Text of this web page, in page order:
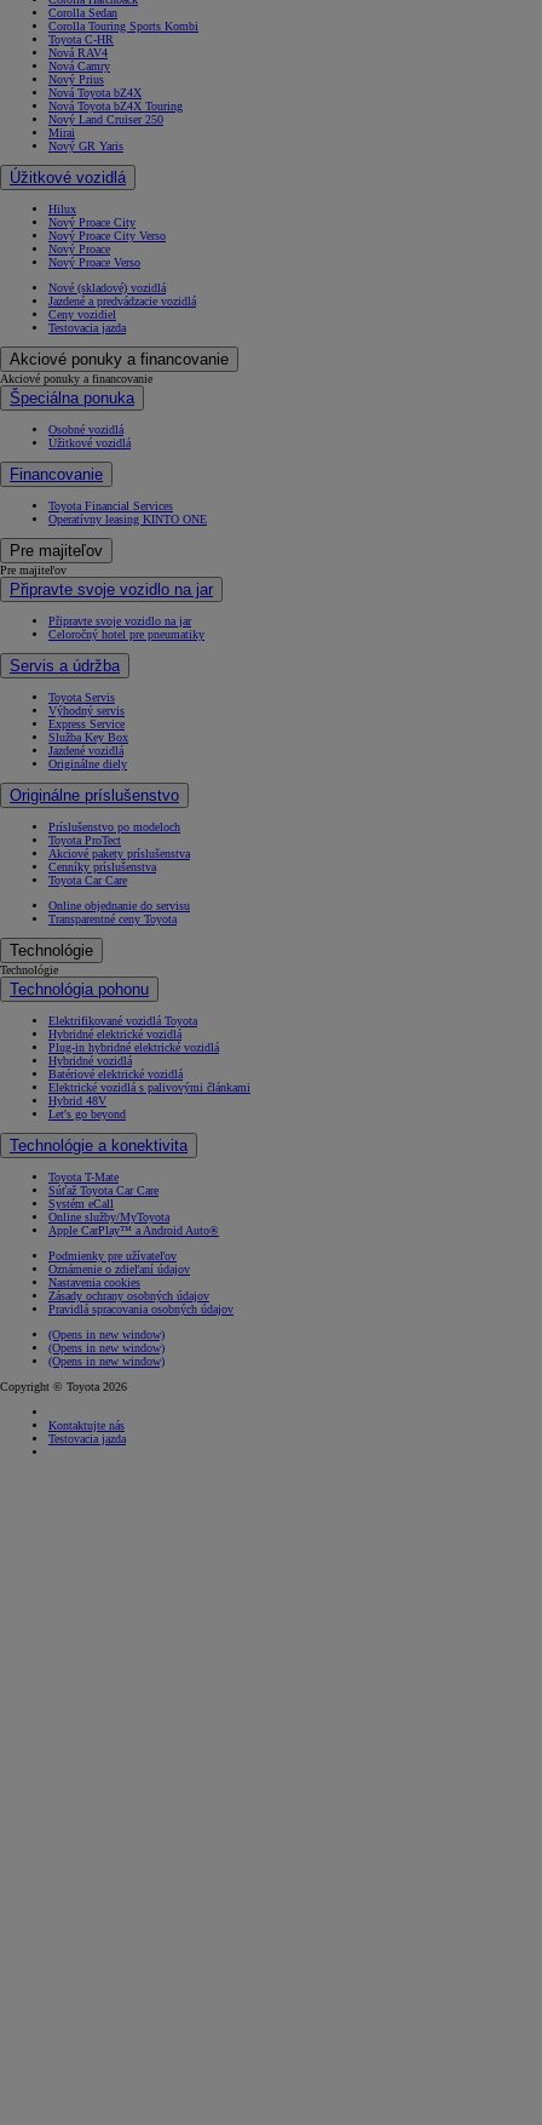
Corolla Sedan
Corolla Touring Sports Kombi
Toyota C-HR
Nová RAV4
Nová Camry
Nový Prius
Nová Toyota bZ4X
Nová Toyota bZ4X Touring
Nový Land Cruiser 250
Mirai
Nový GR Yaris
Úžitkové vozidlá
Hilux
Nový Proace City
Nový Proace City Verso
Nový Proace
Nový Proace Verso
Nové (skladové) vozidlá
Jazdené a predvádzacie vozidlá
Ceny vozidiel
Testovacia jazda
Akciové ponuky a financovanie
Akciové ponuky a financovanie
Špeciálna ponuka
Osobné vozidlá
Úžitkové vozidlá
Financovanie
Toyota Financial Services
Operatívny leasing KINTO ONE
Pre majiteľov
Pre majiteľov
Připravte svoje vozidlo na jar
Připravte svoje vozidlo na jar
Celoročný hotel pre pneumatiky
Servis a údržba
Toyota Servis
Výhodný servis
Express Service
Služba Key Box
Jazdené vozidlá
Originálne diely
Originálne príslušenstvo
Príslušenstvo po modeloch
Toyota ProTect
Akciové pakety príslušenstva
Cenníky príslušenstva
Toyota Car Care
Online objednanie do servisu
Transparentné ceny Toyota
Technológie
Technológie
Technológia pohonu
Elektrifikované vozidlá Toyota
Hybridné elektrické vozidlá
Plug-in hybridné elektrické vozidlá
Hybridné vozidlá
Batériové elektrické vozidlá
Elektrické vozidlá s palivovými článkami
Hybrid 48V
Let's go beyond
Technológie a konektivita
Toyota T-Mate
Súťaž Toyota Car Care
Systém eCall
Online služby/MyToyota
Apple CarPlay™ a Android Auto®
Podmienky pre užívateľov
Oznámenie o zdieľaní údajov
Nastavenia cookies
Zásady ochrany osobných údajov
Pravidlá spracovania osobných údajov
(Opens in new window)
(Opens in new window)
(Opens in new window)
Copyright © Toyota 2026
Kontaktujte nás
Testovacia jazda